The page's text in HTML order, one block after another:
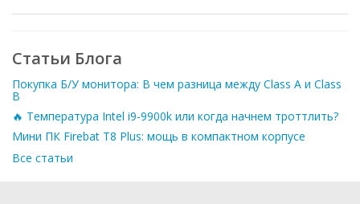
Статьи Блога
Покупка Б/У монитора: В чем разница между Class A и Class
B
🔥 Температура Intel i9-9900k или когда начнем троттлить?
Мини ПК Firebat T8 Plus: мощь в компактном корпусе
Все статьи